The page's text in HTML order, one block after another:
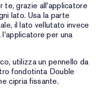
grazie all'applicatore
lato. Usa la parte
il lato vellutato invece
per una
utilizza un pennello da
fondotinta Double
cipria fissante.